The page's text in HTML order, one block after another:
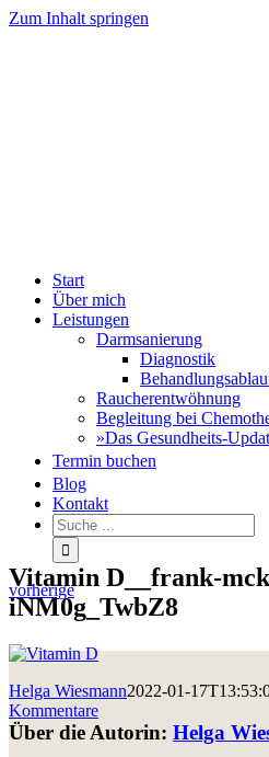
Zum Inhalt springen
Start
Über mich
Leistungen
Darmsanierung
Diagnostik
Raucherentwöhnung
Begleitung bei
»Das Gesundheits-
Termin buchen
Blog
Kontakt
vorherige
Vitamin D__frank-
iNM0g_TwbZ8
Helga Wiesmann2022-01-
Kommentare
Über die Autorin: Helga